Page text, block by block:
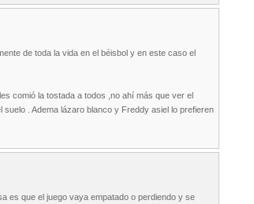
de toda la vida en el béisbol y en este caso el
comió la tostada a todos ,no ahí más que ver el
. Adema lázaro blanco y Freddy asiel lo prefieren
es que el juego vaya empatado o perdiendo y se